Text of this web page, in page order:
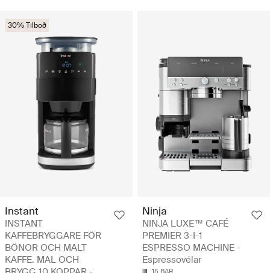
30% Tilboð
Instant
INSTANT
KAFFEBRYGGARE FÖR
BÖNOR OCH MALT
KAFFE. MAL OCH
Ninja
NINJA LUXE™ CAFÉ
PREMIER 3-I-1
ESPRESSO MACHINE -
Espressovélar
15 BAR